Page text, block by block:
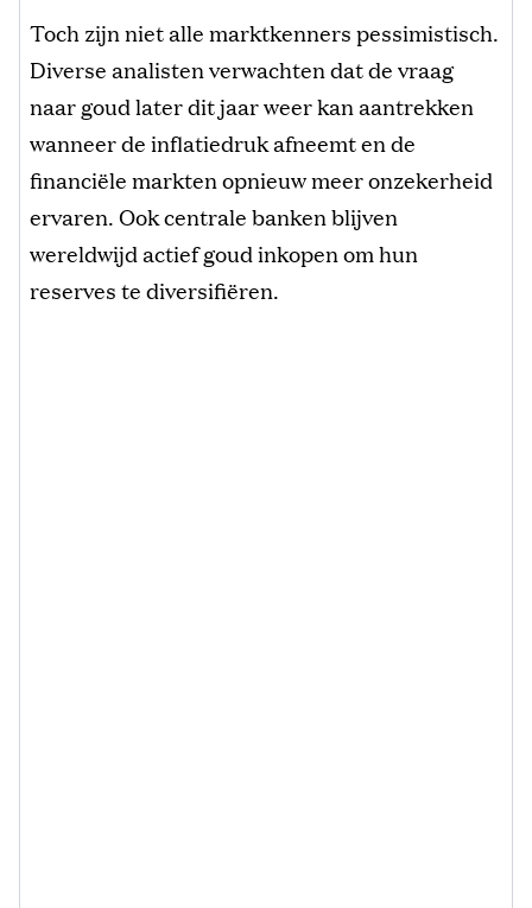
Toch zijn niet alle marktkenners pessimistisch.
Diverse analisten verwachten dat de vraag
naar goud later dit jaar weer kan aantrekken
wanneer de inflatiedruk afneemt en de
financiële markten opnieuw meer onzekerheid
ervaren. Ook centrale banken blijven
wereldwijd actief goud inkopen om hun
reserves te diversifiëren.